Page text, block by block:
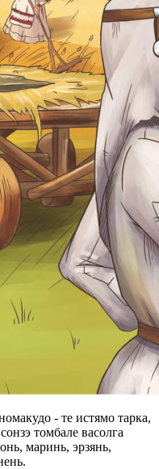
- те истямо тарка,
томбале васолга
маринь, эрзянь,